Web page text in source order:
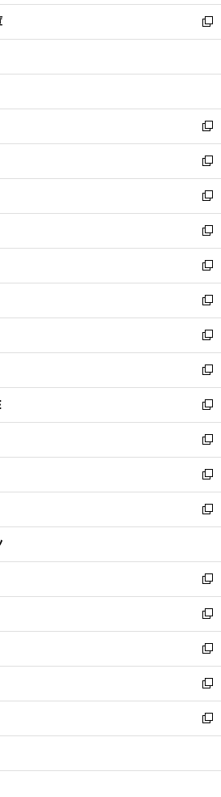
開
く
ウ
で
開
ン
ド
ウ
開
ウ
ィ
ン
ウ
開
く
し
い
ウ
ン
ウ
で
開
く
新
し
ウ
ン
ド
ウ
で
開
く
新
し
い
ウ
ィ
ン
ド
ウ
で
開
く
新
し
い
ウ
ィ
ン
ド
ウ
で
開
く
新
し
い
ウ
ィ
ン
ド
ウ
で
開
く
新
し
い
ウ
ィ
ン
ド
ウ
で
開
く
新
し
い
ウ
ィ
ン
ド
ウ
で
開
く
新
し
い
ウ
ィ
ン
ド
ウ
で
開
く
新
し
い
ウ
ィ
ン
ド
ウ
で
開
く
新
し
い
ウ
ィ
ン
ド
ウ
で
開
新
し
い
ウ
ィ
ン
ド
ウ
開
く
新
し
い
ウ
ィ
ン
ウ
で
開
く
新
し
い
ウ
ン
ド
ウ
で
開
く
新
し
ウ
ィ
ン
ド
ウ
で
開
く
新
し
い
ウ
ィ
ン
ド
ウ
で
開
新
し
い
ウ
ィ
ン
ド
ウ
開
新
し
い
ウ
ィ
ン
ウ
新
し
い
ウ
ン
新
し
ウ